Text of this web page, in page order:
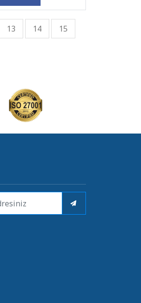
13 14
15